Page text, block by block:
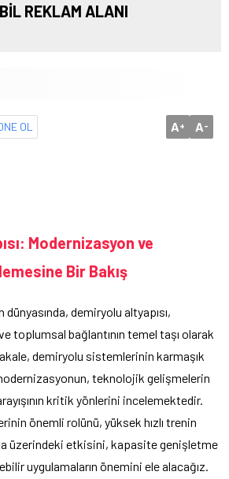
REKLAM ALANI
OL A+ A-
Modernizasyon ve
Bir Bakış
dünyasında, demiryolu altyapısı,
toplumsal bağlantının temel taşı olarak
demiryolu sistemlerinin karmaşık
teknolojik gelişmelerin
kritik yönlerini incelemektedir.
önemli rolünü, yüksek hızlı trenin
üzerindeki etkisini, kapasite genişletme
uygulamaların önemini ele alacağız.